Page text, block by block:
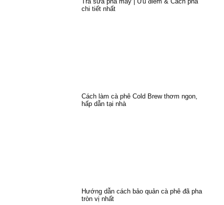
chi tiết nhất
Cách làm cà phê Cold Brew thơm ngon,
hấp dẫn tại nhà
Hướng dẫn cách bảo quản cà phê đã pha
tròn vị nhất